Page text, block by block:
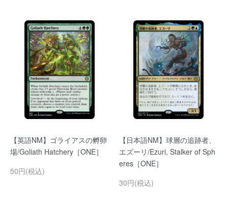
【英語NM】ゴライアスの孵卵
場/Goliath Hatchery［ONE］
50円(税込)
【日本語NM】球層の追跡者、
エズーリ/Ezuri, Stalker of Sph
eres［ONE］
30円(税込)